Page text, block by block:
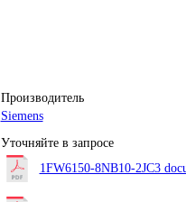
Производитель
Siemens
Уточняйте в запросе
1FW6150-8NB10-2JC3